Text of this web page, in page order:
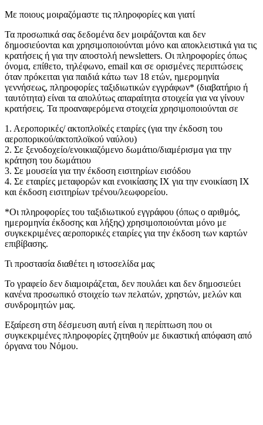
Με ποιους μοιραζόμαστε τις πληροφορίες και γιατί
Τα προσωπικά σας δεδομένα δεν μοιράζονται και δεν
δημοσιεύονται και χρησιμοποιούνται μόνο και αποκλειστικά για τις
κρατήσεις ή για την αποστολή newsletters. Οι πληροφορίες όπως
όνομα, επίθετο, τηλέφωνο, email και σε ορισμένες περιπτώσεις
όταν πρόκειται για παιδιά κάτω των 18 ετών, ημερομηνία
γεννήσεως, πληροφορίες ταξιδιωτικών εγγράφων* (διαβατήριο ή
ταυτότητα) είναι τα απολύτως απαραίτητα στοιχεία για να γίνουν
κρατήσεις. Τα προαναφερόμενα στοιχεία χρησιμοποιούνται σε
1. Αεροπορικές/ ακτοπλοϊκές εταιρίες (για την έκδοση του
αεροπορικού/ακτοπλοϊκού ναύλου)
2. Σε ξενοδοχείο/ενοικιαζόμενο δωμάτιο/διαμέρισμα για την
κράτηση του δωμάτιου
3. Σε μουσεία για την έκδοση εισιτηρίων εισόδου
4. Σε εταιρίες μεταφορών και ενοικίασης ΙΧ για την ενοικίαση ΙΧ
και έκδοση εισιτηρίων τρένου/λεωφορείου.
*Οι πληροφορίες του ταξιδιωτικού εγγράφου (όπως ο αριθμός,
ημερομηνία έκδοσης και λήξης) χρησιμοποιούνται μόνο με
συγκεκριμένες αεροπορικές εταιρίες για την έκδοση των καρτών
επιβίβασης.
Τι προστασία διαθέτει η ιστοσελίδα μας
Το γραφείο δεν διαμοιράζεται, δεν πουλάει και δεν δημοσιεύει
κανένα προσωπικό στοιχείο των πελατών, χρηστών, μελών και
συνδρομητών μας.
Εξαίρεση στη δέσμευση αυτή είναι η περίπτωση που οι
συγκεκριμένες πληροφορίες ζητηθούν με δικαστική απόφαση από
όργανα του Νόμου.